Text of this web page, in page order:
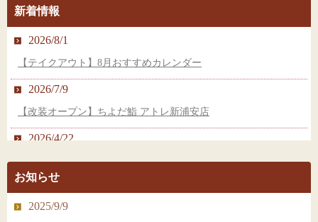
新着情報
2026/8/1
【テイクアウト】8月おすすめカレンダー
2026/7/9
【改装オープン】ちよだ鮨 アトレ新浦安店
2026/4/22
【新店オープン】ちよだ鮨 ペリエ稲毛店
【新店オープン】ちよだ鮨 アトレ亀戸店
お知らせ
2025/9/9